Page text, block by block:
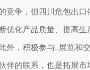
竞争，但四川危包出口
优化产品质量、提高生
外，积极参与..展览和
伴的联系，也是拓展市